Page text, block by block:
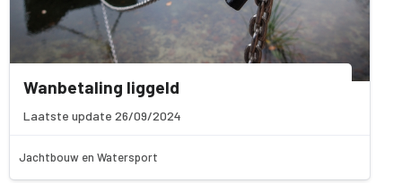
Wanbetaling liggeld
Laatste update 26/09/2024
Jachtbouw en Watersport